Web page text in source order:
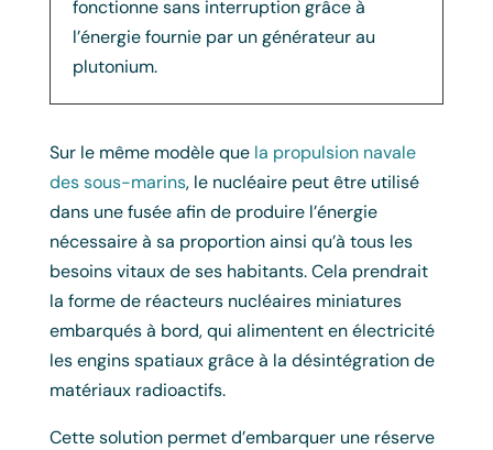
fonctionne sans interruption grâce à
l’énergie fournie par un générateur au
plutonium.
Sur le même modèle que la propulsion navale
des sous-marins, le nucléaire peut être utilisé
dans une fusée afin de produire l’énergie
nécessaire à sa proportion ainsi qu’à tous les
besoins vitaux de ses habitants. Cela prendrait
la forme de réacteurs nucléaires miniatures
embarqués à bord, qui alimentent en électricité
les engins spatiaux grâce à la désintégration de
matériaux radioactifs.
Cette solution permet d’embarquer une réserve